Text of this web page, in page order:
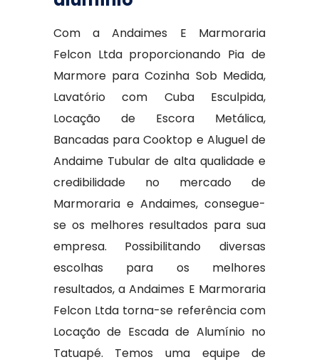
Com a Andaimes E Marmoraria
Felcon Ltda proporcionando Pia de
Marmore para Cozinha Sob Medida,
Lavatório com Cuba Esculpida,
Locação de Escora Metálica,
Bancadas para Cooktop e Aluguel de
Andaime Tubular de alta qualidade e
credibilidade no mercado de
Marmoraria e Andaimes, consegue-
se os melhores resultados para sua
empresa. Possibilitando diversas
escolhas para os melhores
resultados, a Andaimes E Marmoraria
Felcon Ltda torna-se referência com
Locação de Escada de Alumínio no
Tatuapé. Temos uma equipe de